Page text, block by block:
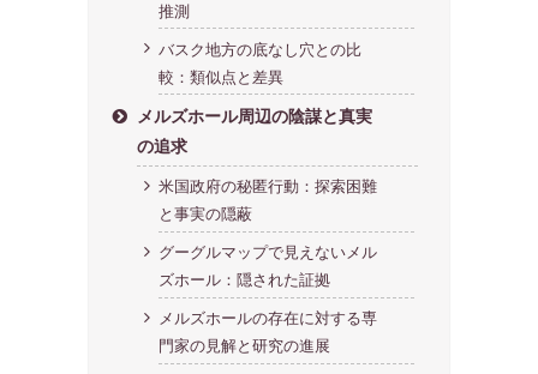
推測
バスク地方の底なし穴との比
較：類似点と差異
メルズホール周辺の陰謀と真実
の追求
米国政府の秘匿行動：探索困難
と事実の隠蔽
グーグルマップで見えないメル
ズホール：隠された証拠
メルズホールの存在に対する専
門家の見解と研究の進展